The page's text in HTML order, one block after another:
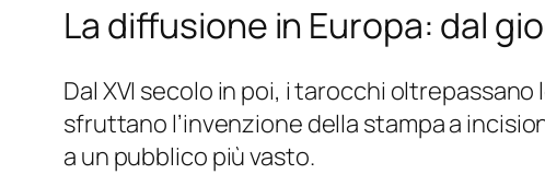
La diffusione in Europa: dal
Dal XVI secolo in poi, i tarocchi
sfruttano l’invenzione della stampa a
a un pubblico più vasto.